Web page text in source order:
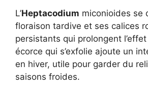
L’Heptacodium miconioides se
floraison tardive et ses calices
persistants qui prolongent
écorce qui s’exfolie ajoute un
en hiver, utile pour garder du
saisons froides.